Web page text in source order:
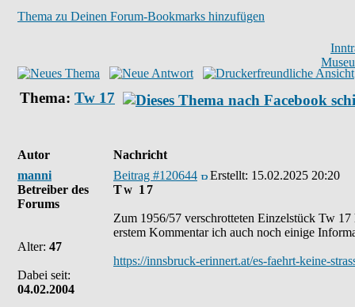
Thema zu Deinen Forum-Bookmarks hinzufügen
Thema: Tw 17
Autor
Nachricht
manni
Betreiber des
Forums
Alter: 47
Dabei seit:
04.02.2004
Beitrag #120644 Erstellt: 15.02.2025 20:20
Tw 17
Zum 1956/57 verschrotteten Einzelstück Tw
erstem Kommentar ich auch noch einige
https://innsbruck-erinnert.at/es-faehrt-keine-